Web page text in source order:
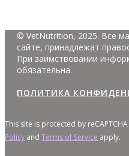
© VetNutrition, 2025. Все
сайте, принадлежат
При заимствовании
обязательна.
ПОЛИТИКА
This site is protected by
Policy and Terms of Service apply.